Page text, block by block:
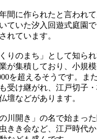
間に作られたと言われ
ていた汐入回遊式庭園
れています。
りのまち」として知ら
が集積しており、小規
を超えるそうです。ま
受け継がれ、江戸切子
壇などがあります。
川開き」の名で始まっ
きき会など、江戸時代